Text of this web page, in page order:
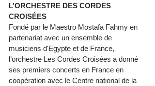
L’ORCHESTRE DES CORDES
CROISÉES
Fondé par le Maestro Mostafa Fahmy en
partenariat avec un ensemble de
musiciens d'Egypte et de France,
l’orchestre Les Cordes Croisées a donné
ses premiers concerts en France en
coopération avec le Centre national de la